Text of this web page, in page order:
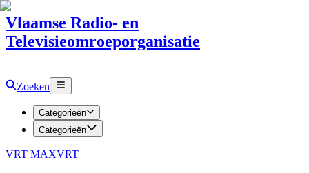
Vlaamse Radio- en
Televisieomroeporganisatie
Zoeken
Categorieën
Categorieën
VRT MAXVRT